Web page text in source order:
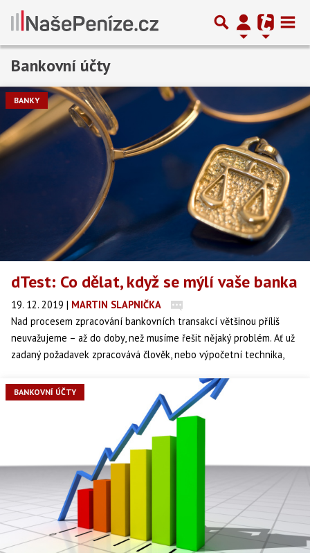
Bankovní účty
BANKY
dTest: Co dělat, když se mýlí vaše banka
19. 12. 2019 | MARTIN SLAPNIČKA
Nad procesem zpracování bankovních transakcí většinou příliš
neuvažujeme – až do doby, než musíme řešit nějaký problém. Ať už
zadaný požadavek zpracovává člověk, nebo výpočetní technika,
banky eventuálně nastat? A co dělat, když vám na účtu nečekaně
přistanou peníze, které vám nepatří? Můžete si je ponechat?
BANKOVNÍ ÚČTY
Předchozí 1 2 3 Další